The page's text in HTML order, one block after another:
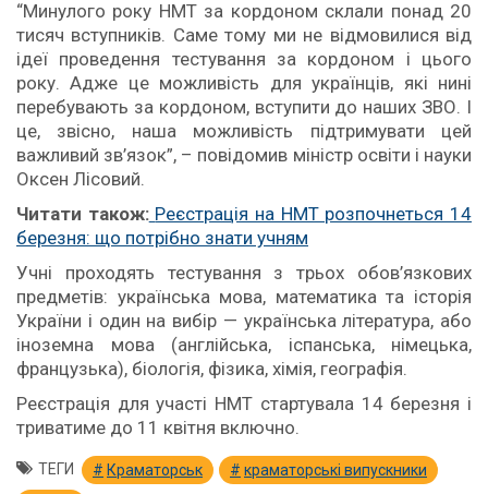
“Минулого року НМТ за кордоном склали понад 20
тисяч вступників. Саме тому ми не відмовилися від
ідеї проведення тестування за кордоном і цього
року. Адже це можливість для українців, які нині
перебувають за кордоном, вступити до наших ЗВО. І
це, звісно, наша можливість підтримувати цей
важливий зв’язок”, – повідомив міністр освіти і науки
Оксен Лісовий.
Читати також: Реєстрація на НМТ розпочнеться 14
березня: що потрібно знати учням
Учні проходять тестування з трьох обов’язкових
предметів: українська мова, математика та історія
України і один на вибір — українська література, або
іноземна мова (англійська, іспанська, німецька,
французька), біологія, фізика, хімія, географія.
Реєстрація для участі НМТ стартувала 14 березня і
триватиме до 11 квітня включно.
ТЕГИ Краматорськ
краматорські випускники